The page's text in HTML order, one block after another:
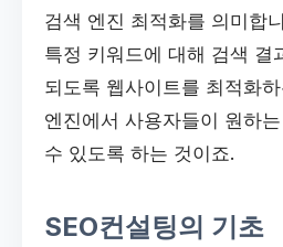
검색 엔진 최적화를 의미합
특정 키워드에 대해 검색 결
되도록 웹사이트를 최적화
엔진에서 사용자들이 원하
수 있도록 하는 것이죠.
SEO컨설팅의 기초